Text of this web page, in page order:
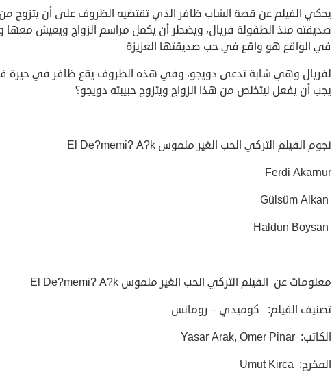
يحكي الفيلم عن قصة الشاب ظافر الذي تقتضيه الظروف على أن يتزوج من
صديقته منذ الطفولة فريال، ويضطر أن يكمل مراسم الزواج ويعيش معها
في الواقع هو واقع في حب صديقتها العزيزة
لفريال وهي شابة تدعى دويجو، وفي هذه الظروف يقع ظافر في حيرة
يجب أن يفعل ليتخلص من هذا الزواج ويتزوج حبيبته دويجو؟
نجوم الفيلم التركي الحب الغير ملموس El De?memi? A?k
Ferdi Akarnur
معلومات عن الفيلم التركي الحب الغير ملموس El De?memi? A?k
تصنيف الفيلم: كوميدي – رومانس
الكاتب: Yasar Arak, Omer Pinar
المخرج: Umut Kirca